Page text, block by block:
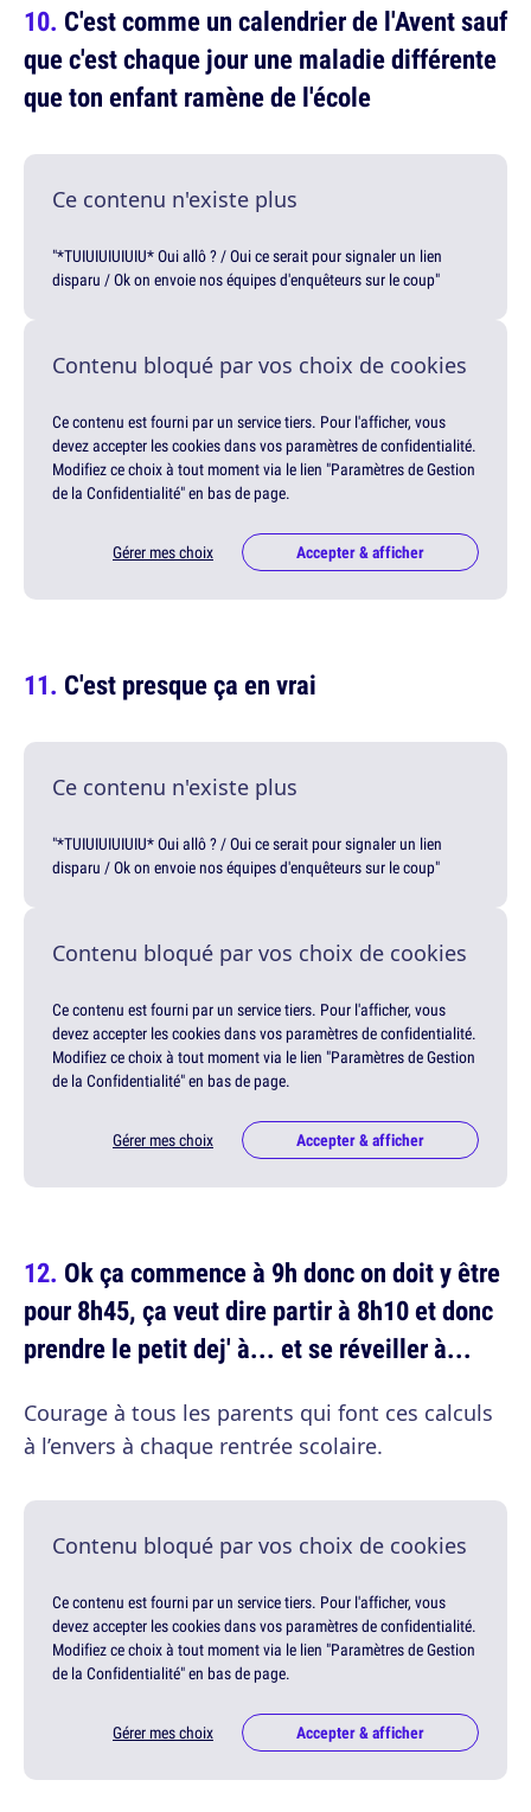
C'est comme un calendrier de l'Avent sauf
que c'est chaque jour une maladie différente
que ton enfant ramène de l'école
Ce contenu n'existe plus
"*TUIUIUIUIUIU* Oui allô ? / Oui ce serait pour signaler un lien
disparu / Ok on envoie nos équipes d'enquêteurs sur le coup"
Contenu bloqué par vos choix de cookies
Ce contenu est fourni par un service tiers. Pour l'afficher, vous
devez accepter les cookies dans vos paramètres de confidentialité.
Modifiez ce choix à tout moment via le lien "Paramètres de Gestion
de la Confidentialité" en bas de page.
Gérer mes choix Accepter & afficher
C'est presque ça en vrai
Ce contenu n'existe plus
"*TUIUIUIUIUIU* Oui allô ? / Oui ce serait pour signaler un lien
disparu / Ok on envoie nos équipes d'enquêteurs sur le coup"
Contenu bloqué par vos choix de cookies
Ce contenu est fourni par un service tiers. Pour l'afficher, vous
devez accepter les cookies dans vos paramètres de confidentialité.
Modifiez ce choix à tout moment via le lien "Paramètres de Gestion
de la Confidentialité" en bas de page.
Gérer mes choix Accepter & afficher
Ok ça commence à 9h donc on doit y être
pour 8h45, ça veut dire partir à 8h10 et donc
prendre le petit dej' à... et se réveiller à...
Courage à tous les parents qui font ces calculs
à l’envers à chaque rentrée scolaire.
Contenu bloqué par vos choix de cookies
Ce contenu est fourni par un service tiers. Pour l'afficher, vous
devez accepter les cookies dans vos paramètres de confidentialité.
Modifiez ce choix à tout moment via le lien "Paramètres de Gestion
de la Confidentialité" en bas de page.
Gérer mes choix Accepter & afficher